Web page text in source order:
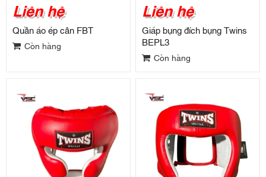
Liên hệ
Quần áo ép cân FBT
Còn hàng
Liên hệ
Giáp bụng đích bụng Twins
BEPL3
Còn hàng